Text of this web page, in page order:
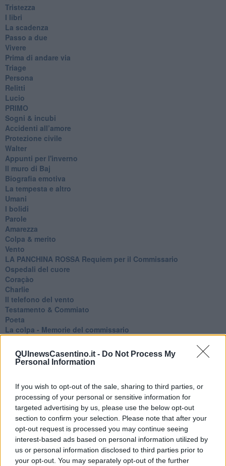
QUInewsCasentino.it - Do Not Process My
Personal Information
If you wish to opt-out of the sale, sharing to third parties, or
processing of your personal or sensitive information for
targeted advertising by us, please use the below opt-out
section to confirm your selection. Please note that after your
opt-out request is processed you may continue seeing
interest-based ads based on personal information utilized by
us or personal information disclosed to third parties prior to
your opt-out. You may separately opt-out of the further
Tristezza
I libri
La scadenza
Passo a due
Vivere
Prima di andare via
Triage
Persona
Relitti
Lucio
PRIMO
Sogni & incubi
Accidenti all’amore
Protezione civile
Walter
Appunti per l'inverno
Il muro di Baj
Biografia emotiva
La tempesta e altro
Umani
I bolidi
Parole
Amarezza
Colpa & merito
Vento
​LA PANCHINA ROSSA Requiem per il Commissario
Ospedali del cuore
Coraçào
Charlie
Il telefono del vento
Testamento & Commiato
Poeta
​La colpa - Memorie del commissario
Gracias a la vida
Somnium
O sonho de um prisioneiro
Memòrias
Sto qui
Scrivi
Bestiario
Pillole
Veglia
​“D” come delitto